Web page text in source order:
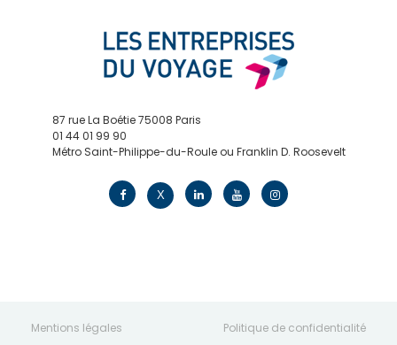
87 rue La Boétie 75008 Paris
01 44 01 99 90
Métro Saint-Philippe-du-Roule ou Franklin D. Roosevelt
X
Mentions légales Politique de confidentialité